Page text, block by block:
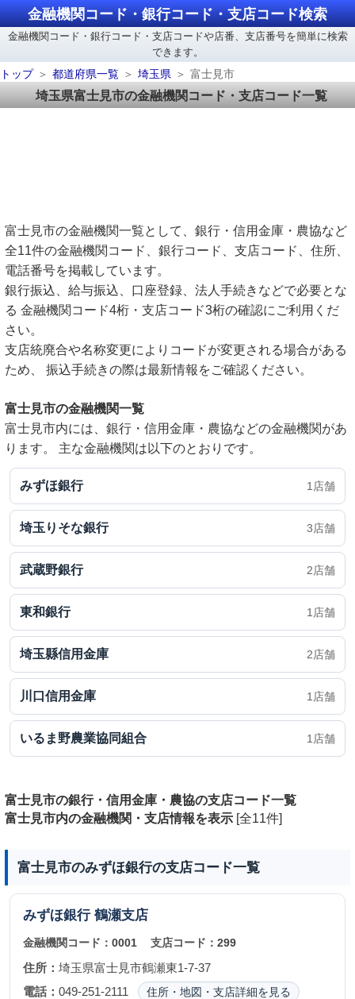
金融機関コード・銀行コード・支店コード検索
金融機関コード・銀行コード・支店コードや店番、支店番号を簡単に検索
できます。
トップ
都道府県一覧 埼玉県 富士見市
埼玉県富士見市の金融機関コード・支店コード一覧
富士見市の金融機関一覧として、銀行・信用金庫・農協など
全11件の金融機関コード、銀行コード、支店コード、住所、
電話番号を掲載しています。
銀行振込、給与振込、口座登録、法人手続きなどで必要とな
る 金融機関コード4桁・支店コード3桁の確認にご利用くだ
さい。
支店統廃合や名称変更によりコードが変更される場合がある
ため、 振込手続きの際は最新情報をご確認ください。
富士見市の金融機関一覧
富士見市内には、銀行・信用金庫・農協などの金融機関があ
ります。 主な金融機関は以下のとおりです。
みずほ銀行 1店舗
埼玉りそな銀行 3店舗
武蔵野銀行 2店舗
東和銀行 1店舗
埼玉縣信用金庫 2店舗
川口信用金庫 1店舗
いるま野農業協同組合 1店舗
富士見市の銀行・信用金庫・農協の支店コード一覧
富士見市内の金融機関・支店情報を表示 [全11件]
富士見市のみずほ銀行の支店コード一覧
みずほ銀行 鶴瀬支店
金融機関コード： 0001 支店コード：299
住所： 埼玉県富士見市鶴瀬東1-7-37
電話： 049-251-2111 住所・地図・支店詳細を見る